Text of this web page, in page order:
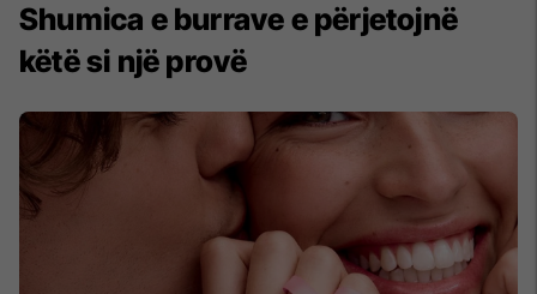
Shumica e burrave e përjetojnë
këtë si një provë